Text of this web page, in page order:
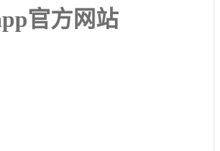
官方网站